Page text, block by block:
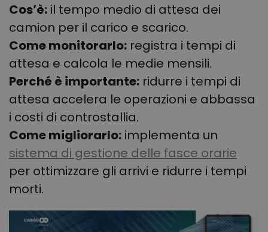
Cos’è: il tempo medio di attesa dei
camion per il carico e scarico.
Come monitorarlo: registra i tempi di
attesa e calcola le medie mensili.
Perché è importante: ridurre i tempi di
attesa accelera le operazioni e abbassa
i costi di controstallia.
Come migliorarlo: implementa un
sistema di gestione delle fasce orarie
per ottimizzare gli arrivi e ridurre i tempi
morti.